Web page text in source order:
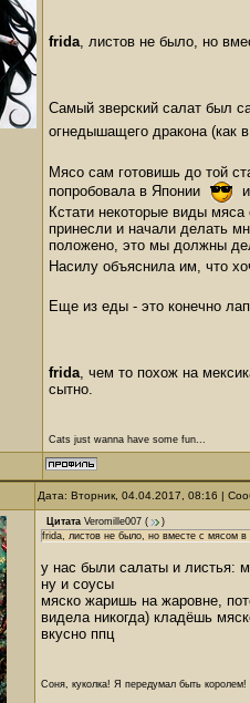
frida, листов не было, но
Самый зверский салат был
огнедышащего дракона (как
Мясо сам готовишь до той
попробовала в Японии
Кстати некоторые виды мяса
принесли и начали делать
положено, это мы должны
Насилу объяснила им, что
Еще из еды - это конечно
frida, чем то похож на
сытно.
Cats just wanna have some fun...
Дата: Вторник, 04.04.2017, 08:16 |
Цитата Veromille007 (
)
frida, листов не было, но вместе с мясом в
у нас были салаты и листья:
ну и соусы
мяско жаришь на жаровне,
видела никогда) кладёшь
вкусно ппц
Соня, куколка! Я передумал быть